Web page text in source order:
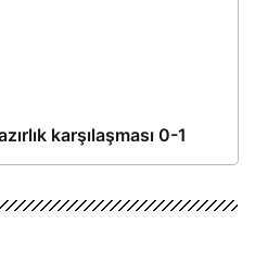
karşılaşması 0-1